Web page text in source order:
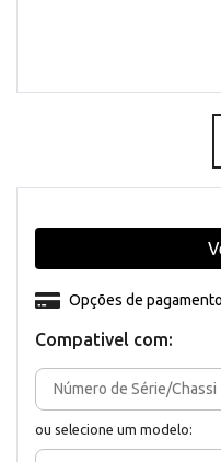
Compativel com:
ou selecione um modelo:
Opções de pagamento